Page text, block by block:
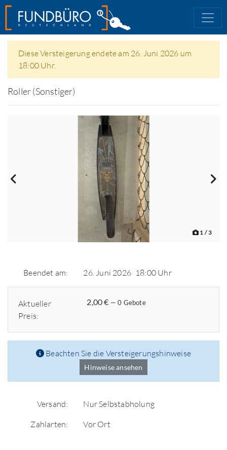
Diese Versteigerung endete am 26. Juni 2026 um
18:00 Uhr.
Roller (Sonstiger)
1 / 3
Beendet am: 26. Juni 2026 18:00 Uhr
Aktueller
Preis:
2,00 € — 0 Gebote
Beachten Sie die Versteigerungshinweise
Hinweise ansehen
Versand:
Nur Selbstabholung
Zahlarten:
Vor Ort